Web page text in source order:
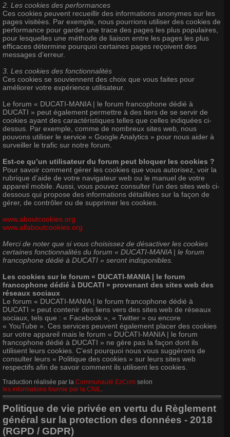
2. Les cookies des performances
Ces cookies peuvent recueillir des informations anonymes sur les
pages visitées. Par exemple, nous pourrions utiliser des cookies de
performance pour garder une trace des pages les plus populaires,
pour lesquelles une méthode de liaison entre les pages les plus
efficaces détermine pourquoi certaines pages reçoivent des
messages d’erreur.
3. Les cookies des fonctionnalités
Ces cookies se souviennent des choix que vous faites pour
améliorer votre expérience utilisateur.
Le forum « DUCATI-MANIA | le forum francophone dédié à
DUCATI » peut également permettre à des tiers de se servir de
cookies ayant des caractéristiques telles que celles indiquées ci-
dessus. Par exemple, comme de nombreux sites web, nous
pouvons utiliser le service « Google Analytics » pour nous aider à
surveiller le trafic sur notre forum.
Est-ce qu’un utilisateur du forum peut bloquer les cookies ?
Pour savoir comment gérer les cookies que vous autorisez, voir la
rubrique d’aide de votre navigateur web ou le manuel de votre
appareil mobile. Aussi, vous pouvez consulter l’un des sites web ci-
dessous qui propose des informations détaillées sur la façon de
gérer, de contrôler ou de supprimer les cookies.
www.aboutcookies.org
www.allaboutcookies.org
Merci de noter que si vous choisissez de désactiver les cookies
certaines fonctionnalités du forum « DUCATI-MANIA | le forum
francophone dédié à DUCATI » seront indisponibles.
Les cookies sur le forum « DUCATI-MANIA | le forum
francophone dédié à DUCATI » provenant des sites web des
réseaux sociaux
Le forum « DUCATI-MANIA | le forum francophone dédié à
DUCATI » peut contenir des liens vers des sites web de réseaux
sociaux, tels que : « Facebook », « Twitter » ou encore
« YouTube ». Ces services peuvent également placer des cookies
sur votre appareil mais le forum « DUCATI-MANIA | le forum
francophone dédié à DUCATI » ne gère pas la façon dont ils
utilisent leurs cookies. C'est pourquoi nous vous suggérons de
consulter leurs « Politique des cookies » sur leurs sites web
respectifs afin de savoir comment ils utilisent les cookies.
Traduction réalisée par la Communauté EzCom selon
les informations fournie par la CNIL.
Politique de vie privée en vertu du Règlement
général sur la protection des données - 2018
(RGPD / GDPR)